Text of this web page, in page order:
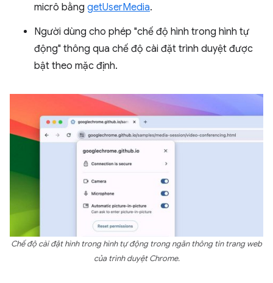
micrô bằng getUserMedia.
Người dùng cho phép "chế độ hình trong hình tự
động" thông qua chế độ cài đặt trình duyệt được
bật theo mặc định.
Chế độ cài đặt hình trong hình tự động trong ngăn thông tin trang web
của trình duyệt Chrome.